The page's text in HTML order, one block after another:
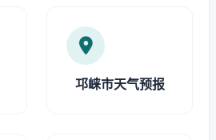
邛崃市天气预报